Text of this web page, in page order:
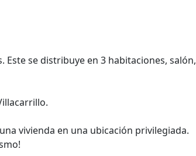
Este se distribuye en 3 habitaciones, salón,
vivienda en una ubicación privilegiada.